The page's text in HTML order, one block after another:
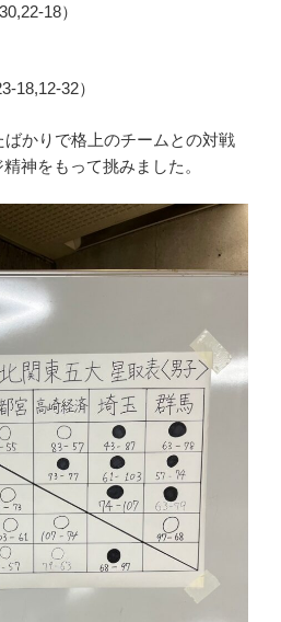
18）
18,12-32）
かりで格上のチームとの対戦
神をもって挑みました。